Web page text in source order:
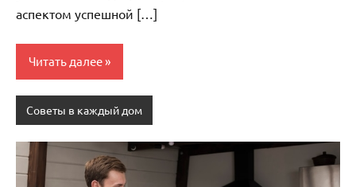
аспектом успешной […]
Читать далее
Советы в каждый дом